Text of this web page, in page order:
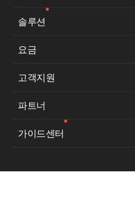
솔루션
요금
고객지원
파트너
가이드센터